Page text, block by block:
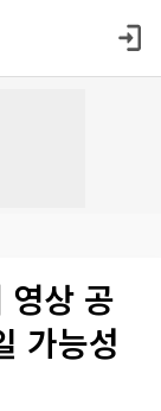
영상 공
가능성